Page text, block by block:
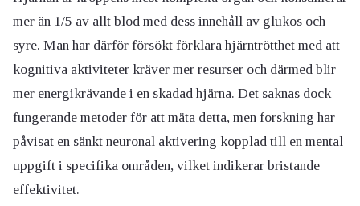
mer än 1/5 av allt blod med dess innehåll av glukos och
syre. Man har därför försökt förklara hjärntrötthet med att
kognitiva aktiviteter kräver mer resurser och därmed blir
mer energikrävande i en skadad hjärna. Det saknas dock
fungerande metoder för att mäta detta, men forskning har
påvisat en sänkt neuronal aktivering kopplad till en mental
uppgift i specifika områden, vilket indikerar bristande
effektivitet.